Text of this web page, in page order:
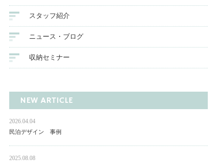
スタッフ紹介
ニュース・ブログ
収納セミナー
NEW ARTICLE
2026.04.04
民泊デザイン 事例
2025.08.08